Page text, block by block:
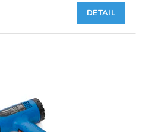
DETAIL